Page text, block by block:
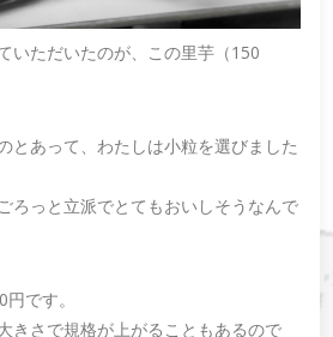
いただいたのが、この里芋（150
とあって、わたしは小粒を選びました
ろっと立派でとてもおいしそうなんで
です。
きさで規格が上がることもあるので